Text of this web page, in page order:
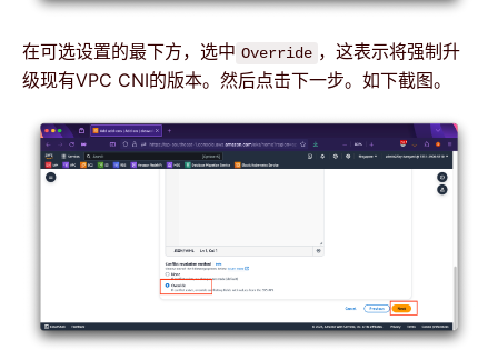
在可选设置的最下方，选中 Override ，这表示将强制升
级现有VPC CNI的版本。然后点击下一步。如下截图。